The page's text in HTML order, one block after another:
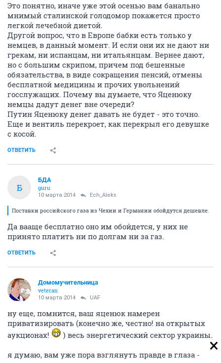
Это понятно, иначе уже этой осенью вам банально
мнимый сталинской голодомор покажется просто
легкой лечебной диетой.
Другой вопрос, что в Европе бабки есть только у
немцев, в данный момент. И если они их не дают ни
грекам, ни испанцам, ни итальянцам. Вернее дают,
но с большим скрипом, причем под бешенные
обязательства, в виде сокращения пенсий, отмены
бесплатной медицины и прочих увольнений
госслужащих. Почему вы думаете, что Яценюку
немцы дадут денег вне очереди?
Путин Яценюку денег давать не будет - это точно.
Еще и вентиль перекроет, как перекрыл его девушке
с косой.
ОТВЕТИТЬ
Б
БДА
guru
10 марта 2014 Ech_Aleks
Поставки российского газа из Чехии и Германии обойдутся дешевле.
Да вааще бесплатно оно им обойдется, у них не
принято платить ни по долгам ни за газ.
ОТВЕТИТЬ
Домомучительница
veteran
10 марта 2014 UAF
ну еще, помнится, ваш яценюк намерен
приватизировать (конечно же, честно! на открытых
аукционах!
) весь энергетический сектор украины.
я думаю, вам уже пора взглянуть правде в глаза -